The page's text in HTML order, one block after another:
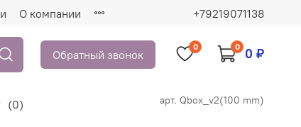
О компании +79219071138
Обратный звонок
0 0 0 ₽
(0) арт. Qbox_v2(100 mm)